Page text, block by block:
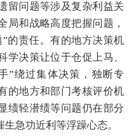
留问题等涉及复杂利益关
局和战略高度把握问题，
的责任。有的地方决策机
学决策让位于仓促上马、
”绕过集体决策，独断专
的地方和部门考核评价机
绩轻潜绩等问题仍在部分
急功近利等浮躁心态。